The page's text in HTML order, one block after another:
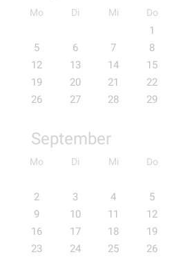
Mo Di Mi Do
1
5
6 7 8
12
13 14 15
19
20 21 22
26
27 28 29
September
Mo Di Mi Do
2
3 4 5
9
10 11 12
16
17 18 19
23
24 25 26